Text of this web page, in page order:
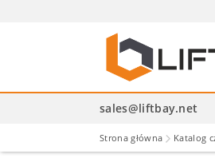
sales@liftbay.net
Strona główna Katalog